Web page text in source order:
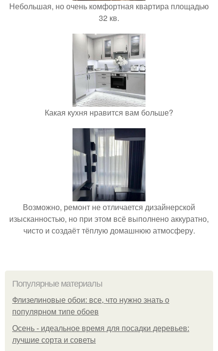
Небольшая, но очень комфортная квартира площадью
32 кв.
Какая кухня нравится вам больше?
Возможно, ремонт не отличается дизайнерской
изысканностью, но при этом всё выполнено аккуратно,
чисто и создаёт тёплую домашнюю атмосферу.
Популярные материалы
Флизелиновые обои: все, что нужно знать о
популярном типе обоев
Осень - идеальное время для посадки деревьев:
лучшие сорта и советы